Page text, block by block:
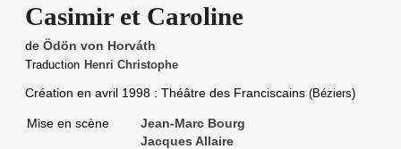
Casimir et Caroline
de Ödön von Horváth
Traduction Henri Christophe
Création en avril 1998 : Théâtre des Franciscains (Béziers)
Mise en scène
Jean-Marc Bourg
Jacques Allaire